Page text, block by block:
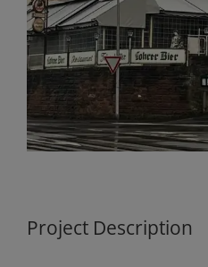
Project Description